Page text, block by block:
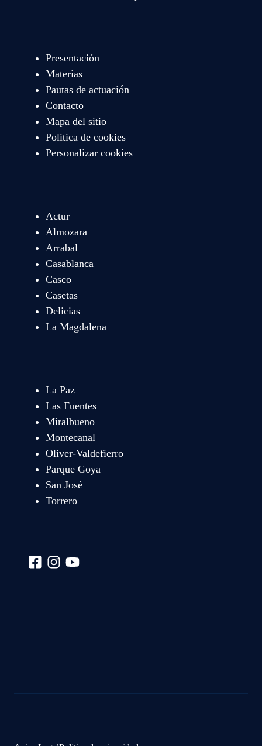
Presentación
Materias
Pautas de actuación
Contacto
Mapa del sitio
Politica de cookies
Personalizar cookies
Actur
Almozara
Arrabal
Casablanca
Casco
Casetas
Delicias
La Magdalena
La Paz
Las Fuentes
Miralbueno
Montecanal
Oliver-Valdefierro
Parque Goya
San José
Torrero